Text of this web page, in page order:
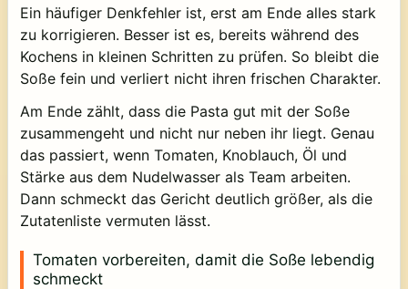
Ein häufiger Denkfehler ist, erst am Ende alles stark
zu korrigieren. Besser ist es, bereits während des
Kochens in kleinen Schritten zu prüfen. So bleibt die
Soße fein und verliert nicht ihren frischen Charakter.
Am Ende zählt, dass die Pasta gut mit der Soße
zusammengeht und nicht nur neben ihr liegt. Genau
das passiert, wenn Tomaten, Knoblauch, Öl und
Stärke aus dem Nudelwasser als Team arbeiten.
Dann schmeckt das Gericht deutlich größer, als die
Zutatenliste vermuten lässt.
Tomaten vorbereiten, damit die Soße lebendig
schmeckt